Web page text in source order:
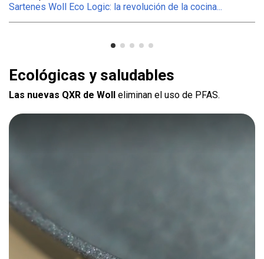
de la cocina...
¿Conoces la marca Woll?
Ecológicas y saludables
Las nuevas QXR de Woll eliminan el uso de PFAS.